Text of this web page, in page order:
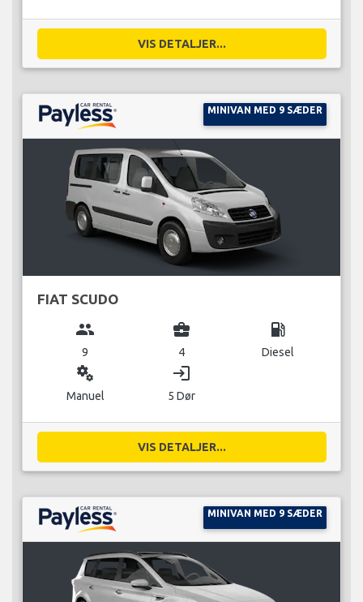
VIS DETALJER...
MINIVAN MED 9 SÆDER
FIAT SCUDO
group
9
business_center
4
local_gas_station
Diesel
miscellaneous_services
Manuel
login
5 Dør
VIS DETALJER...
MINIVAN MED 9 SÆDER